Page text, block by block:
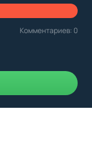
указываем
минимальные
необходимые
Комментариев: 0